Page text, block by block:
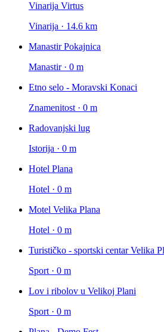
Vinarija Virtus
Vinarija · 14.6 km
Manastir Pokajnica
Manastir · 0 m
Etno selo - Moravski Konaci
Znamenitost · 0 m
Radovanjski lug
Istorija · 0 m
Hotel Plana
Hotel · 0 m
Motel Velika Plana
Hotel · 0 m
Turističko - sportski centar Velika
Sport · 0 m
Lov i ribolov u Velikoj Plani
Sport · 0 m